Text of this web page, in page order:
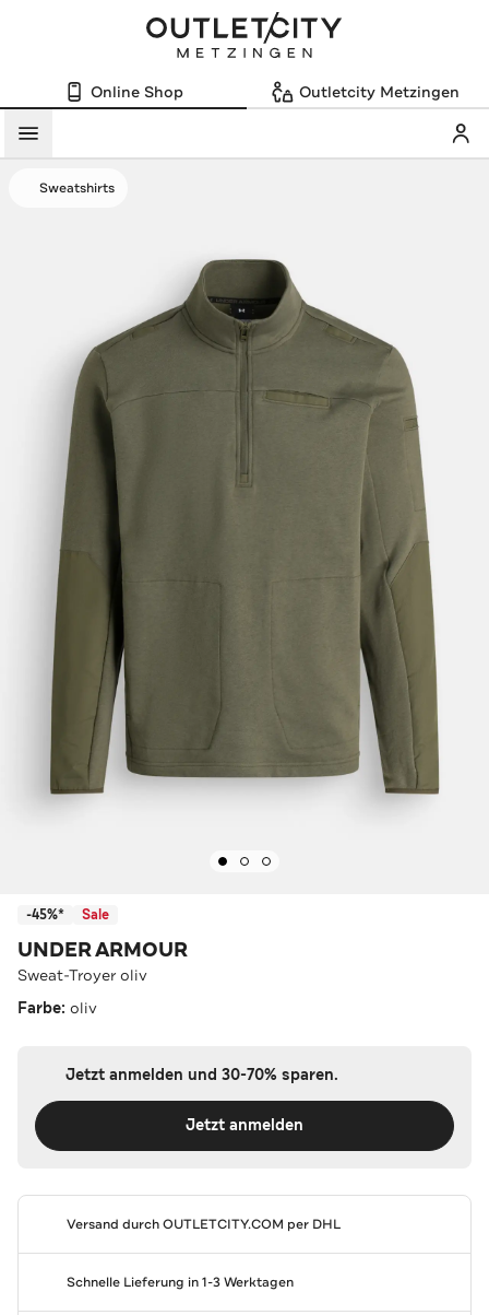
Online Shop Outletcity Metzingen
Menü
Sweatshirts
-45%* Sale
UNDER ARMOUR
Sweat-Troyer oliv
Farbe: oliv
Jetzt anmelden und 30-70% sparen.
Jetzt anmelden
Versand durchOUTLETCITY.COM per DHL
Schnelle Lieferung in 1-3 Werktagen